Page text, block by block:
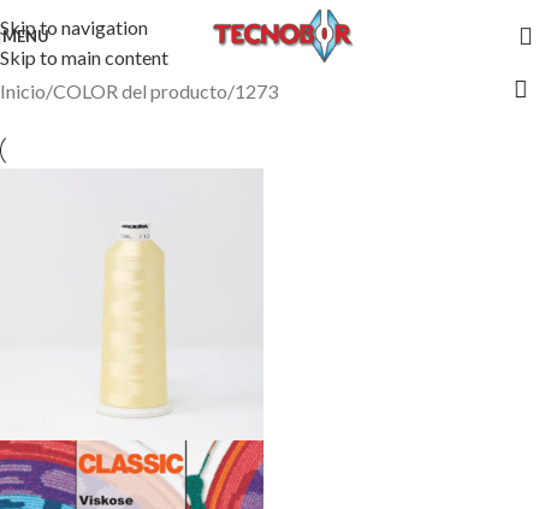
Skip to navigation
Skip to main content
MENU
Inicio COLOR del producto 1273